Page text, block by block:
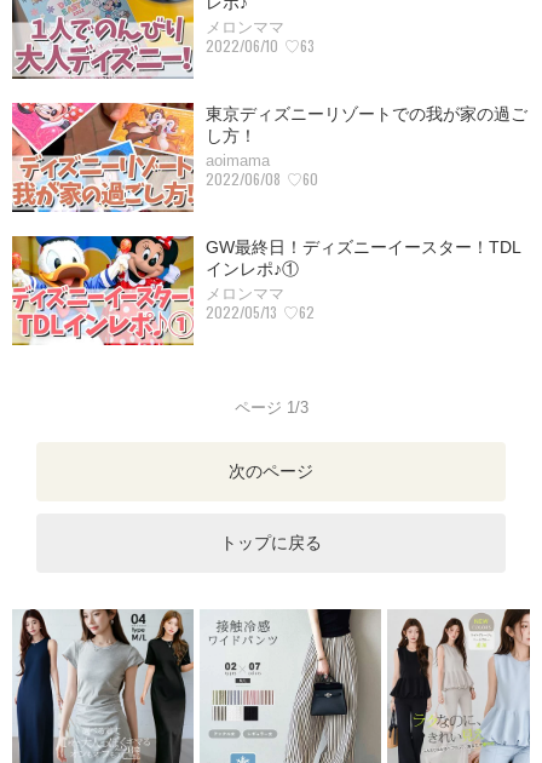
メロンママ
2022/06/10 ♡63
東京ディズニーリゾートでの我が家の過ご
し方！
aoimama
2022/06/08 ♡60
GW最終日！ディズニーイースター！TDL
インレポ♪①
メロンママ
2022/05/13 ♡62
ページ 1/3
次のページ
トップに戻る